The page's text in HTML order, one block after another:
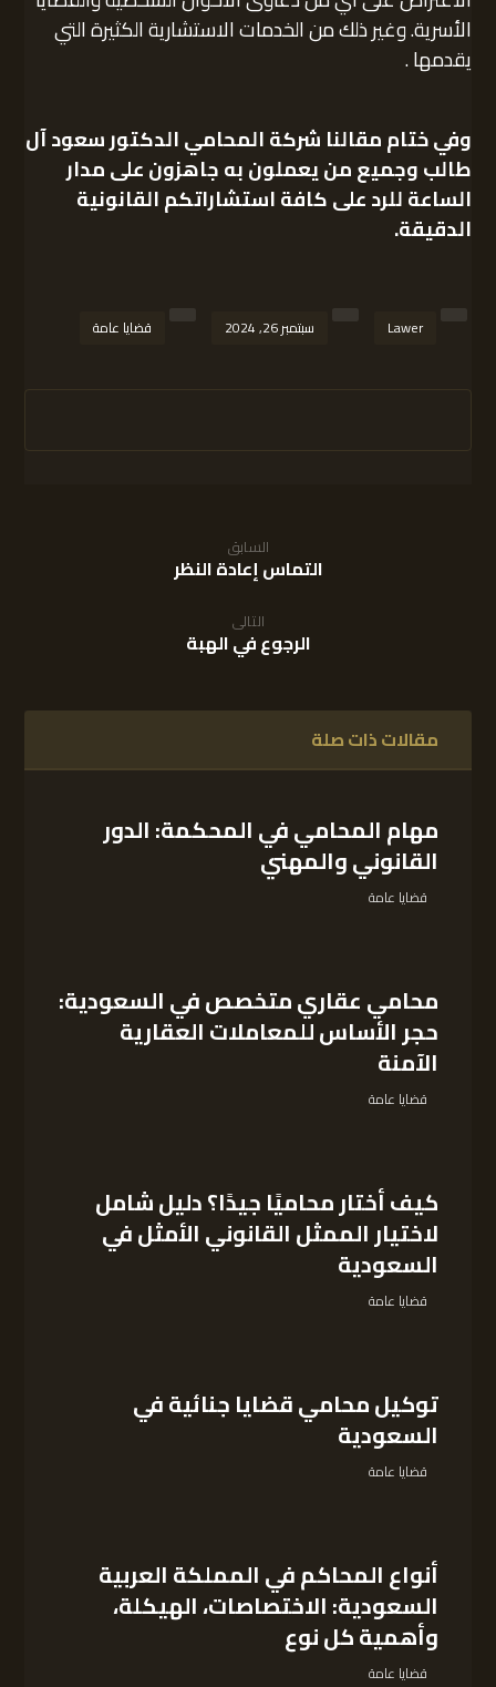
الأسرية. وغير ذلك من الخدمات الاستشارية الكثيرة التي
يقدمها .
وفي ختام مقالنا شركة المحامي الدكتور سعود آل
طالبوجميع من يعملون به جاهزون على مدار
الساعة للرد على كافة استشاراتكم القانونية
الدقيقة.
Lawer سبتمبر 26, 2024 قضايا عامة
السابق
التماس إعادة النظر
التالى
الرجوع في الهبة
مقالات ذات صلة
مهام المحامي في المحكمة: الدور
القانوني والمهني
قضايا عامة
محامي عقاري متخصص في السعودية:
حجر الأساس للمعاملات العقارية
الآمنة
قضايا عامة
كيف أختار محاميًا جيدًا؟ دليل شامل
لاختيار الممثل القانوني الأمثل في
السعودية
قضايا عامة
توكيل محامي قضايا جنائية في
السعودية
قضايا عامة
أنواع المحاكم في المملكة العربية
السعودية: الاختصاصات، الهيكلة،
وأهمية كل نوع
قضايا عامة